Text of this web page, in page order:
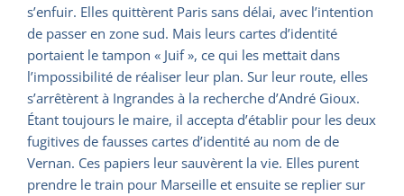
s’enfuir. Elles quittèrent Paris sans délai, avec l’intention
de passer en zone sud. Mais leurs cartes d’identité
portaient le tampon « Juif », ce qui les mettait dans
l’impossibilité de réaliser leur plan. Sur leur route, elles
s’arrêtèrent à Ingrandes à la recherche d’André Gioux.
Étant toujours le maire, il accepta d’établir pour les deux
fugitives de fausses cartes d’identité au nom de de
Vernan. Ces papiers leur sauvèrent la vie. Elles purent
prendre le train pour Marseille et ensuite se replier sur